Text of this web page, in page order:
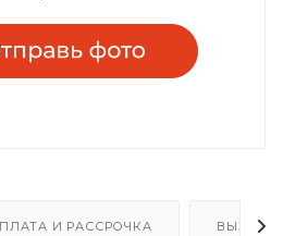
И РАССРОЧКА ВЫЗОВ